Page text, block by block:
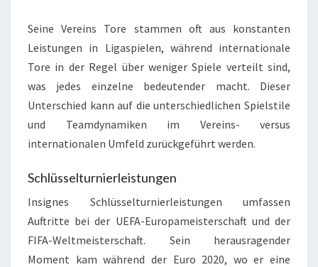
Seine Vereins Tore stammen oft aus konstanten
Leistungen in Ligaspielen, während internationale
Tore in der Regel über weniger Spiele verteilt sind,
was jedes einzelne bedeutender macht. Dieser
Unterschied kann auf die unterschiedlichen Spielstile
und Teamdynamiken im Vereins- versus
internationalen Umfeld zurückgeführt werden.
Schlüsselturnierleistungen
Insignes Schlüsselturnierleistungen umfassen
Auftritte bei der UEFA-Europameisterschaft und der
FIFA-Weltmeisterschaft. Sein herausragender
Moment kam während der Euro 2020, wo er eine